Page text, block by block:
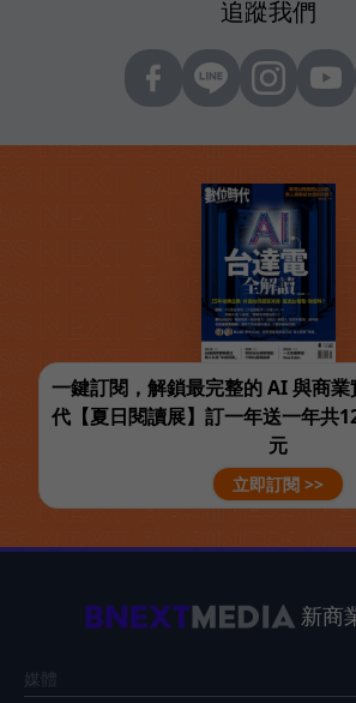
追蹤我們
一鍵訂閱，解鎖最完整的 AI 與商
代【夏日閱讀展】訂一年送一年共
元
立即訂閱 >>
新商
媒體